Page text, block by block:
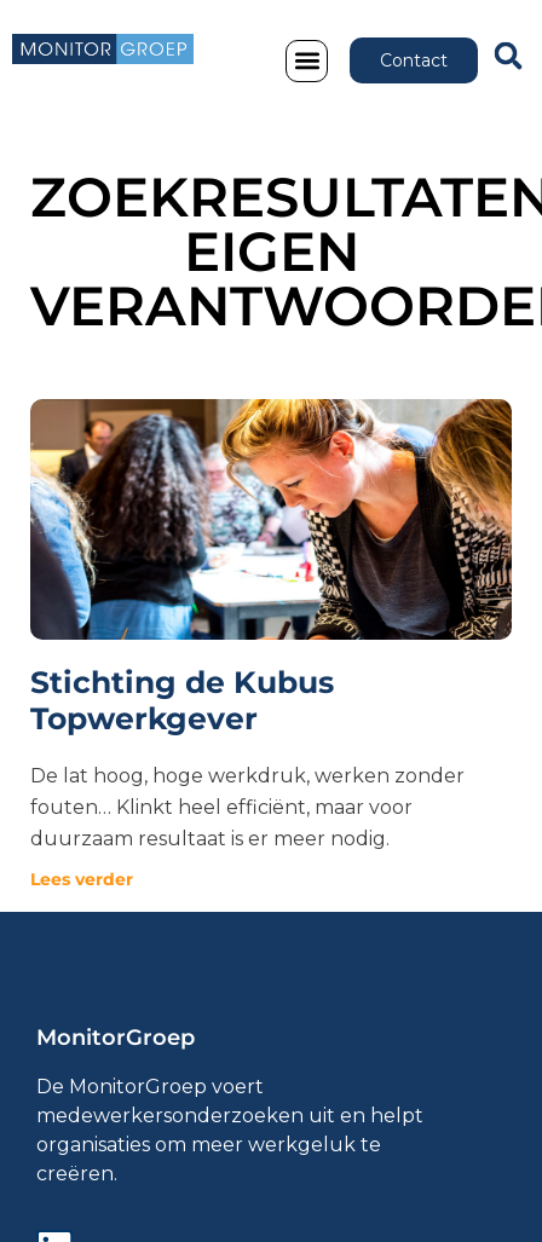
Contact
EIGEN
Stichting de Kubus
Topwerkgever
De lat hoog, hoge werkdruk, werken zonder
fouten… Klinkt heel efficiënt, maar voor
duurzaam resultaat is er meer nodig.
Lees verder
MonitorGroep
De MonitorGroep voert
medewerkersonderzoeken uit en helpt
organisaties om meer werkgeluk te
creëren.